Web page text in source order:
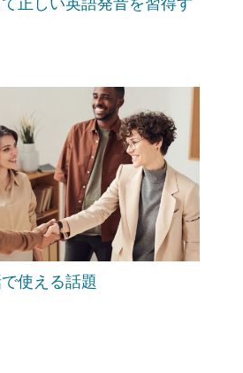
使える話題